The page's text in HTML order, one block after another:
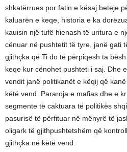
shkatërrues por fatin e kësaj beteje
kaluarën e keqe, historia e ka
kauisin një tufë hienash të uritura e
cënuar në pushtetit të tyre, janë gati
gjithçka që Ti do të përpiqesh ta
keqe kur cënohet pushteti i saj. Dhe
vendit janë politikanët e këqij që
këtë vend. Pararoja e mafias dhe e
segmente të caktuara të politikës
pasurisë të përfituar në mënyrë të
oligark të gjithpushtetshëm që
gjithçka në këtë vend.